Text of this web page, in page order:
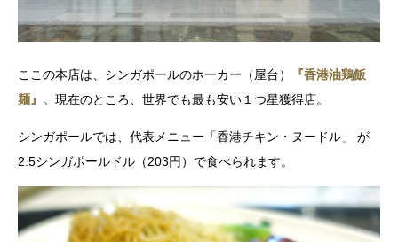
ここの本店は、シンガポールのホーカー（屋台）
『香港油鶏飯
麺』
。 現在のところ、世界でも最も安い１つ星獲得店。
シンガポールでは、代表メニュー「香港チキン・ヌードル」 が
2.5シンガポールドル（203円）で食べられます。